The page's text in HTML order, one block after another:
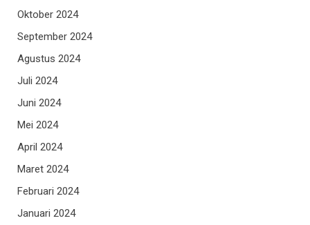
Oktober 2024
September 2024
Agustus 2024
Juli 2024
Juni 2024
Mei 2024
April 2024
Maret 2024
Februari 2024
Januari 2024